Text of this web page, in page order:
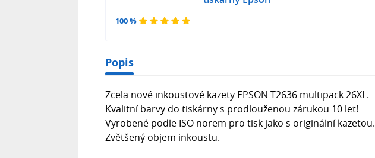
100 %
Popis
Zcela nové inkoustové kazety EPSON T2636 multipack 26XL.
Kvalitní barvy do tiskárny s prodlouženou zárukou 10 let!
Vyrobené podle ISO norem pro tisk jako s originální kazetou.
Zvětšený objem inkoustu.